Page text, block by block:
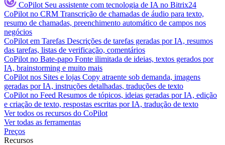
CoPilot Seu assistente com tecnologia de IA no Bitrix24
CoPilot no CRM Transcrição de chamadas de áudio para texto,
resumo de chamadas, preenchimento automático de campos nos
negócios
CoPilot em Tarefas Descrições de tarefas geradas por IA, resumos
das tarefas, listas de verificação, comentários
CoPilot no Bate-papo Fonte ilimitada de ideias, textos gerados por
IA, brainstorming e muito mais
CoPilot nos Sites e lojas Copy atraente sob demanda, imagens
geradas por IA, instruções detalhadas, traduções de texto
CoPilot no Feed Resumos de tópicos, ideias geradas por IA, edição
e criação de texto, respostas escritas por IA, tradução de texto
Ver todos os recursos do CoPilot
Ver todas as ferramentas
Preços
Recursos